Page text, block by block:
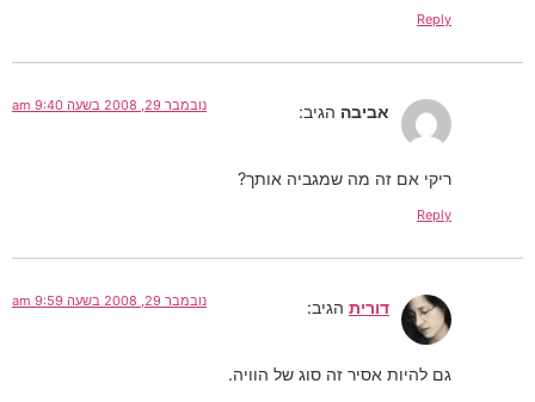
Reply
אביבה הגיב: נובמבר 29, 2008 בשעה 9:40 am
ריקי אם זה מה שמגביה אותך?
Reply
דורית הגיב: נובמבר 29, 2008 בשעה 9:59 am
גם להיות אסיר זה סוג של הוויה.